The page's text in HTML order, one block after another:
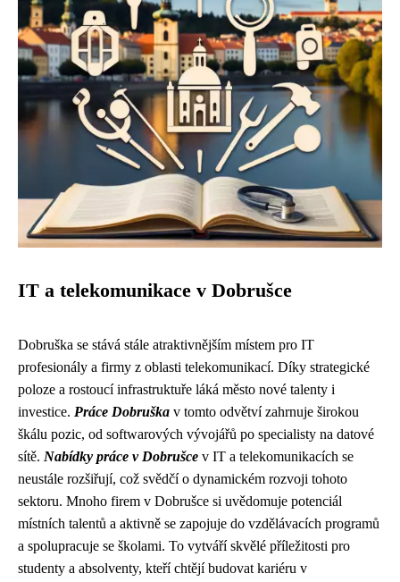
IT a telekomunikace v Dobrušce
Dobruška se stává stále atraktivnějším místem pro IT
profesionály a firmy z oblasti telekomunikací. Díky strategické
poloze a rostoucí infrastruktuře láká město nové talenty i
investice. Práce Dobruška v tomto odvětví zahrnuje širokou
škálu pozic, od softwarových vývojářů po specialisty na datové
sítě. Nabídky práce v Dobrušce v IT a telekomunikacích se
neustále rozšiřují, což svědčí o dynamickém rozvoji tohoto
sektoru. Mnoho firem v Dobrušce si uvědomuje potenciál
místních talentů a aktivně se zapojuje do vzdělávacích programů
a spolupracuje se školami. To vytváří skvělé příležitosti pro
studenty a absolventy, kteří chtějí budovat kariéru v